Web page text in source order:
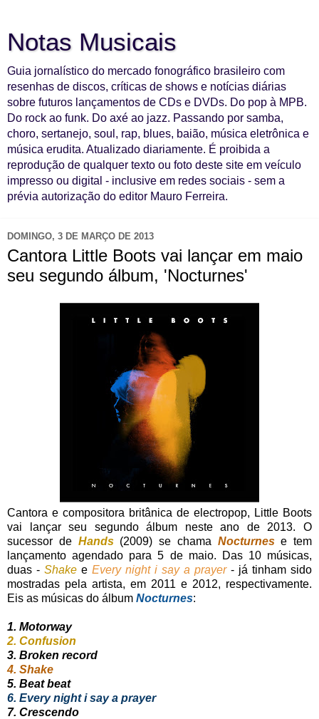
Notas Musicais
Guia jornalístico do mercado fonográfico brasileiro com
resenhas de discos, críticas de shows e notícias diárias
sobre futuros lançamentos de CDs e DVDs. Do pop à MPB.
Do rock ao funk. Do axé ao jazz. Passando por samba,
choro, sertanejo, soul, rap, blues, baião, música eletrônica e
música erudita. Atualizado diariamente. É proibida a
reprodução de qualquer texto ou foto deste site em veículo
impresso ou digital - inclusive em redes sociais - sem a
prévia autorização do editor Mauro Ferreira.
DOMINGO, 3 DE MARÇO DE 2013
Cantora Little Boots vai lançar em maio
seu segundo álbum, 'Nocturnes'
Cantora e compositora britânica de electropop, Little Boots
vai lançar seu segundo álbum neste ano de 2013. O
sucessor de Hands(2009) se chama Nocturnese tem
lançamento agendado para 5 de maio. Das 10 músicas,
duas - Shake e Every night i say a prayer- já tinham sido
mostradas pela artista, em 2011 e 2012, respectivamente.
Eis as músicas do álbum Nocturnes:
1. Motorway
2. Confusion
3. Broken record
4. Shake
5. Beat beat
6. Every night i say a prayer
7. Crescendo